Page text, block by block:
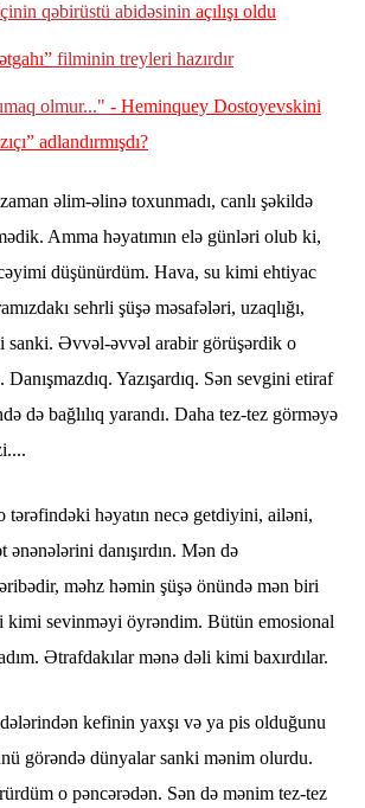
qəbirüstü abidəsinin açılışı oldu
filminin treyleri hazırdır
olmur..." - Heminquey Dostoyevskini
adlandırmışdı?
əlim-əlinə toxunmadı, canlı şəkildə
Amma həyatımın elə günləri olub ki,
düşünürdüm. Hava, su kimi ehtiyac
sehrli şüşə məsafələri, uzaqlığı,
sanki. Əvvəl-əvvəl arabir görüşərdik o
Yazışardıq. Sən sevgini etiraf
də bağlılıq yarandı. Daha tez-tez görməyə
tərəfindəki həyatın necə getdiyini, ailəni,
ənənələrini danışırdın. Mən də
məhz həmin şüşə önündə mən biri
kimi sevinməyi öyrəndim. Bütün emosional
Ətrafdakılar mənə dəli kimi baxırdılar.
kefinin yaxşı və ya pis olduğunu
görəndə dünyalar sanki mənim olurdu.
o pəncərədən. Sən də mənim tez-tez